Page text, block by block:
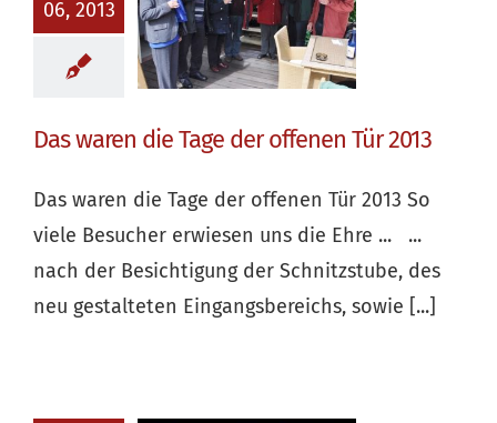
06, 2013
Tage der
offenen Tür
2013
Das waren die Tage der offenen Tür 2013
Das waren die Tage der offenen Tür 2013 So
viele Besucher erwiesen uns die Ehre ... ...
nach der Besichtigung der Schnitzstube, des
neu gestalteten Eingangsbereichs, sowie [...]